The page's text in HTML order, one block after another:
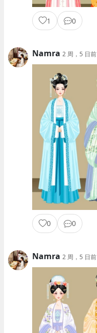
1 0
Namra 2 周，5 日前
0 0
Namra 2 周，5 日前